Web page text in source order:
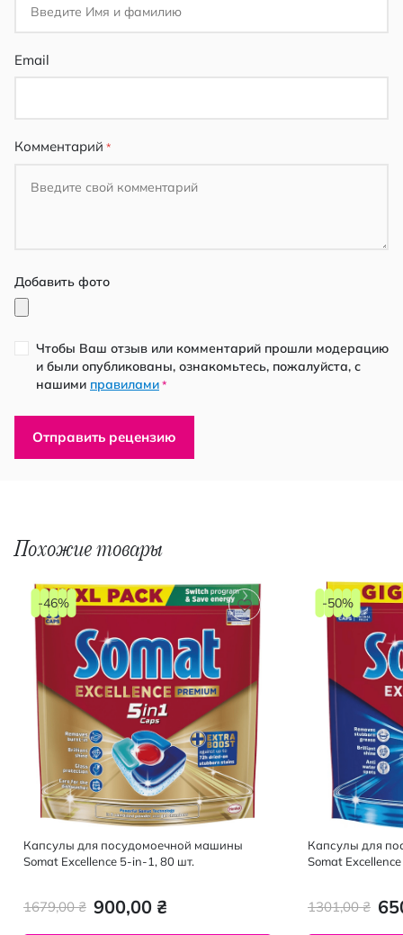
Email
Комментарий
Добавить фото
Чтобы Ваш отзыв или комментарий прошли модерацию
и были опубликованы, ознакомьтесь, пожалуйста, с
нашими правилами *
Отправить рецензию
Похожие товары
Капсулы для посудомоечной машины
Somat Excellence 5-in-1, 80 шт.
900,00 ₴
1679,00 ₴
-46%
Капсулы для
Somat
1301,00 ₴
-50%